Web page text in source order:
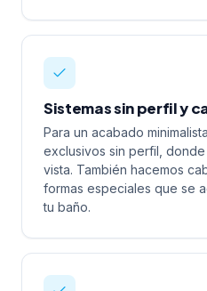
Sistemas sin perfil y
Para un acabado
exclusivos sin perfil,
vista. También hacemos
formas especiales que se
tu baño.